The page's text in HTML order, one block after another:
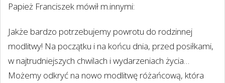
Papież Franciszek mówił m.innymi:
Jakże bardzo potrzebujemy powrotu do rodzinnej
modlitwy! Na początku i na końcu dnia, przed posiłkami,
w najtrudniejszych chwilach i wydarzeniach życia…
Możemy odkryć na nowo modlitwę różańcową, która